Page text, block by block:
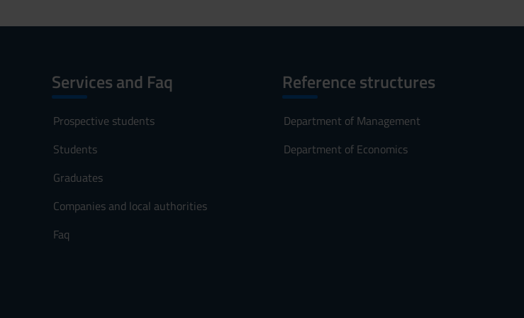
Services and Faq
Prospective students
Students
Graduates
Companies and local authorities
Faq
Reference structures
Department of Management
Department of Economics